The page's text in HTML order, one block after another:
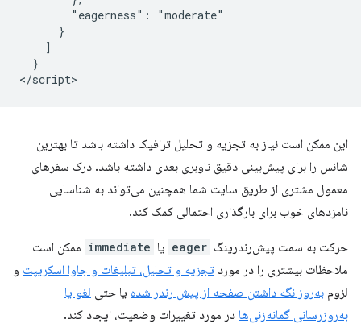
        "eagerness": "moderate"
      }
    ]
  }
این ممکن است نیاز به تجزیه و تحلیل ترافیک داشته باشد تا بهترین
شانس را برای پیش‌بینی دقیق ناوبری بعدی داشته باشد. درک سفرهای
معمول مشتری از طریق سایت شما همچنین می‌تواند به شناسایی
نامزدهای خوب برای بارگذاری احتمالی کمک کند.
حرکت به سمت پیش‌رندرینگ eager یا immediate ممکن است
ملاحظات بیشتری را در مورد تجزیه و تحلیل، تبلیغات و جاوا اسکریپت و
لزوم به‌روز نگه داشتن صفحه از پیش رندر شده یا حتی لغو یا
به‌روزرسانی گمانه‌زنی‌ها در مورد تغییرات وضعیت، ایجاد کند.